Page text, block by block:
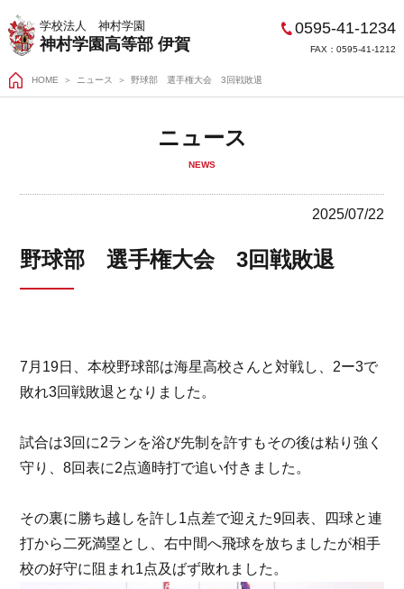
学校法人 神村学園
神村学園高等部 伊賀
0595-41-1234
FAX：0595-41-1212
HOME ＞ ニュース 野球部 選手権大会 3回戦敗退
ニュース
NEWS
2025/07/22
野球部 選手権大会 3回戦敗退
7月19日、本校野球部は海星高校さんと対戦し、2ー3で
敗れ3回戦敗退となりました。
試合は3回に2ランを浴び先制を許すもその後は粘り強く
守り、8回表に2点適時打で追い付きました。
その裏に勝ち越しを許し1点差で迎えた9回表、四球と連
打から二死満塁とし、右中間へ飛球を放ちましたが相手
校の好守に阻まれ1点及ばず敗れました。